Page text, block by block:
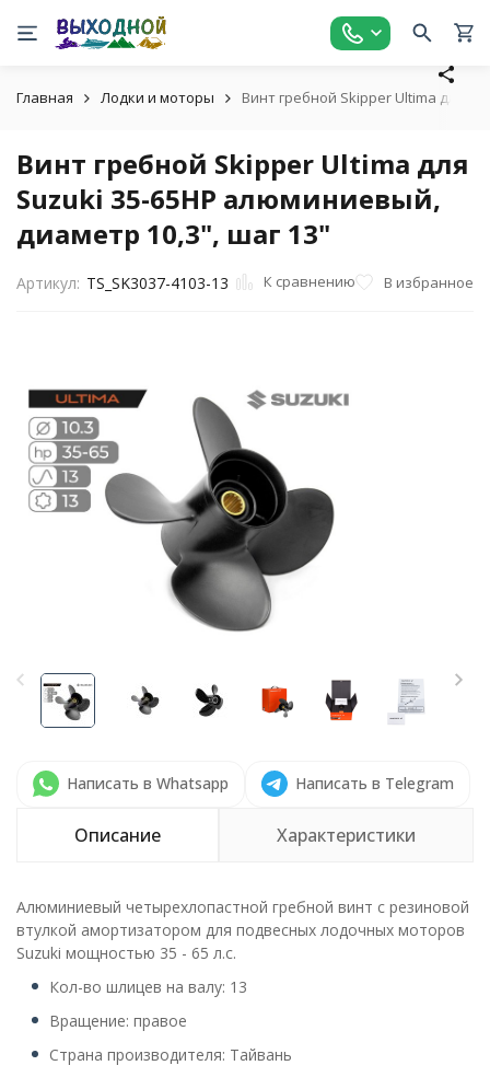
Главная Лодки и моторы Винт гребной Skipper Ultima для
Винт гребной Skipper Ultima для
Suzuki 35-65HP алюминиевый,
диаметр 10,3", шаг 13"
Артикул: TS_SK3037-4103-13 К сравнению В избранное
Написать в Whatsapp Написать в Telegram
Описание Характеристики
Алюминиевый четырехлопастной гребной винт с резиновой
втулкой амортизатором для подвесных лодочных моторов
Suzuki мощностью 35 - 65 л.с.
Кол-во шлицев на валу: 13
Вращение: правое
Страна производителя: Тайвань